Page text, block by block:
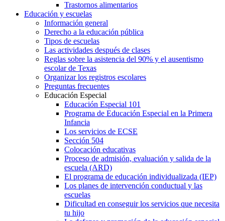
Trastornos alimentarios
Educación y escuelas
Información general
Derecho a la educación pública
Tipos de escuelas
Las actividades después de clases
Reglas sobre la asistencia del 90% y el ausentismo
escolar de Texas
Organizar los registros escolares
Preguntas frecuentes
Educación Especial
Educación Especial 101
Programa de Educación Especial en la Primera
Infancia
Los servicios de ECSE
Sección 504
Colocación educativas
Proceso de admisión, evaluación y salida de la
escuela (ARD)
El programa de educación individualizada (IEP)
Los planes de intervención conductual y las
escuelas
Dificultad en conseguir los servicios que necesita
tu hijo